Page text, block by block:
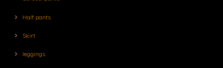
Half pants
Skirt
leggings